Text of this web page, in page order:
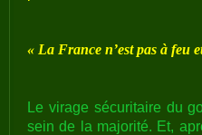
« La France n’est pas à feu
Le virage sécuritaire du
sein de la majorité. Et,